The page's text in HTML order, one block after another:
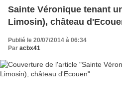
Sainte Véronique tenant
Limosin), château
Publié le 20/07/2014 à 06:34
Par acbx41